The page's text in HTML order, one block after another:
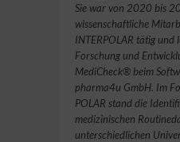
Sie war von 2020 bis
wissenschaftliche
INTERPOLAR tätig und
Forschung und
MediCheck® beim
pharma4u GmbH. Im
POLAR stand die
medizinischen
unterschiedlichen